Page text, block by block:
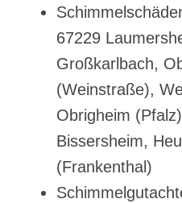
67229
Großkarlbach,
(Weinstraße),
Obrigheim
Bissersheim,
(Frankenthal)